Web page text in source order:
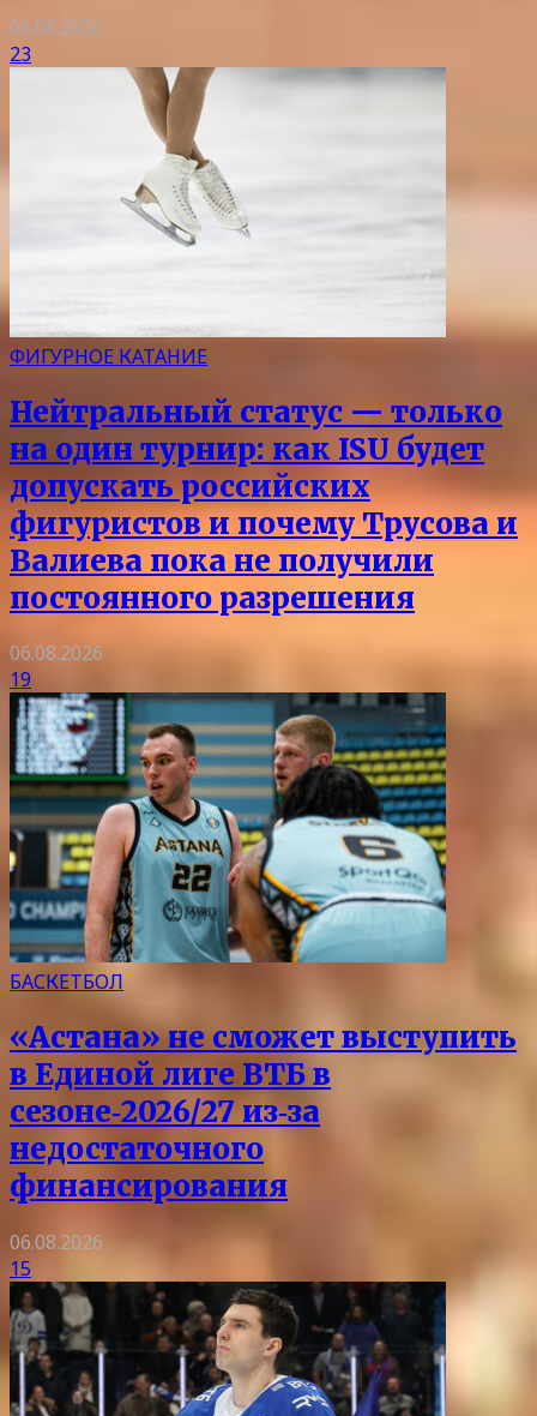
06.08.2026
23
ФИГУРНОЕ КАТАНИЕ
Нейтральный статус — только
на один турнир: как ISU будет
допускать российских
фигуристов и почему Трусова и
Валиева пока не получили
постоянного разрешения
06.08.2026
19
БАСКЕТБОЛ
«Астана» не сможет выступить
в Единой лиге ВТБ в
сезоне‑2026/27 из‑за
недостаточного
финансирования
06.08.2026
15